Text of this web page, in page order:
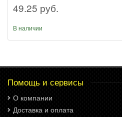
49.25 руб.
В наличии
Помощь и сервисы
О компании
Доставка и оплата